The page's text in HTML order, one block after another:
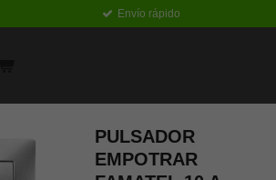
Envío rápido
PULSADOR
EMPOTRAR